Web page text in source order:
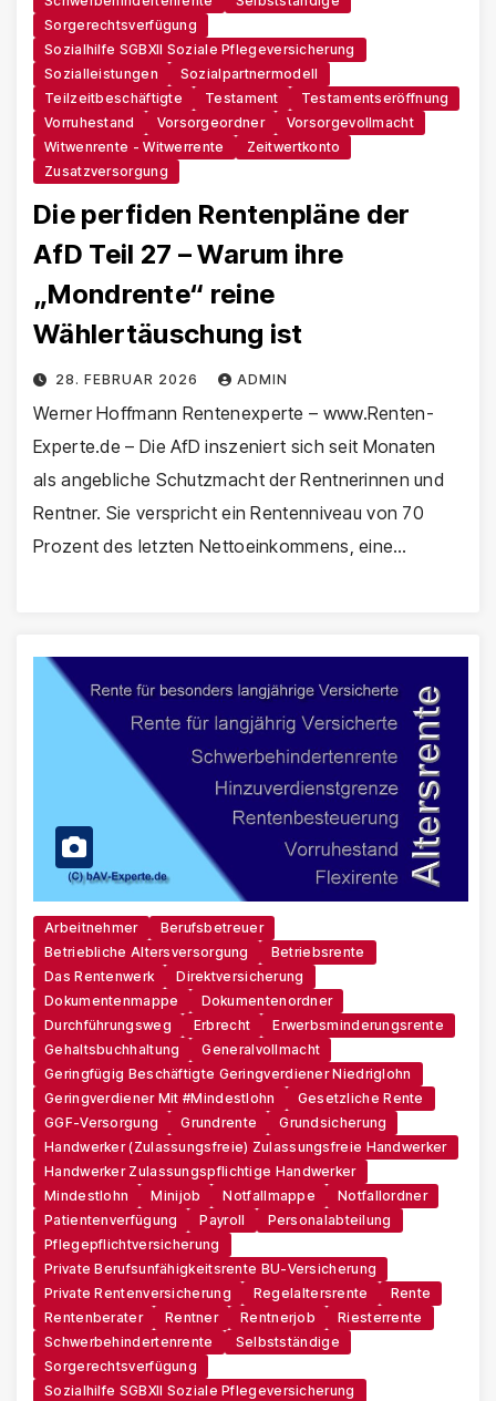
Sorgerechtsverfügung
Sozialhilfe SGBXII Soziale Pflegeversicherung
Sozialleistungen
Sozialpartnermodell
Teilzeitbeschäftigte
Testament
Testamentseröffnung
Vorruhestand
Vorsorgeordner
Vorsorgevollmacht
Witwenrente - Witwerrente
Zeitwertkonto
Zusatzversorgung
Die perfiden Rentenpläne der
AfD Teil 27 – Warum ihre
„Mondrente“ reine
Wählertäuschung ist
28. FEBRUAR 2026 ADMIN
Werner Hoffmann Rentenexperte – www.Renten-
Experte.de – Die AfD inszeniert sich seit Monaten
als angebliche Schutzmacht der Rentnerinnen und
Rentner. Sie verspricht ein Rentenniveau von 70
Prozent des letzten Nettoeinkommens, eine…
Arbeitnehmer
Berufsbetreuer
Betriebliche Altersversorgung
Betriebsrente
Das Rentenwerk
Direktversicherung
Dokumentenmappe
Dokumentenordner
Durchführungsweg
Erbrecht
Erwerbsminderungsrente
Gehaltsbuchhaltung
Generalvollmacht
Geringfügig Beschäftigte Geringverdiener Niedriglohn
Geringverdiener Mit #Mindestlohn
Gesetzliche Rente
GGF-Versorgung
Grundrente
Grundsicherung
Handwerker (zulassungsfreie) Zulassungsfreie Handwerker
Handwerker Zulassungspflichtige Handwerker
Mindestlohn
Minijob Notfallmappe
Notfallordner
Patientenverfügung
Payroll
Personalabteilung
Pflegepflichtversicherung
Private Berufsunfähigkeitsrente BU-Versicherung
Private Rentenversicherung
Regelaltersrente
Rente
Rentenberater
Rentner Rentnerjob
Riesterrente
Schwerbehindertenrente
Selbstständige
Sorgerechtsverfügung
Sozialhilfe SGBXII Soziale Pflegeversicherung